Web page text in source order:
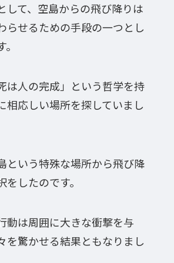
して、空島からの飛び降りは
らせるための手段の一つとし
は人の完成」という哲学を持
相応しい場所を探していまし
という特殊な場所から飛び降
したのです。
動は周囲に大きな衝撃を与
を驚かせる結果ともなりまし